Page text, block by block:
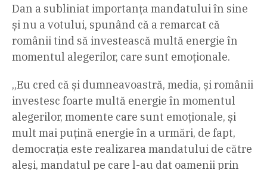
Dan a subliniat importanța mandatului în sine
și nu a votului, spunând că a remarcat că
românii tind să investească multă energie în
momentul alegerilor, care sunt emoționale.
„Eu cred că și dumneavoastră, media, și românii
investesc foarte multă energie în momentul
alegerilor, momente care sunt emoționale, și
mult mai puțină energie în a urmări, de fapt,
democrația este realizarea mandatului de către
aleși, mandatul pe care l-au dat oamenii prin